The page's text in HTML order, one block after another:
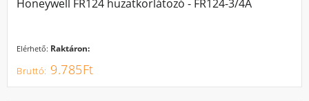
Honeywell FR124 huzatkorlátozó - FR124-3/4A
Elérhető: Raktáron:
9.785Ft